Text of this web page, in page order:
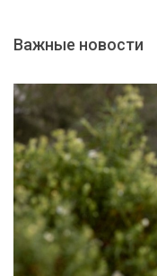
Важные новости